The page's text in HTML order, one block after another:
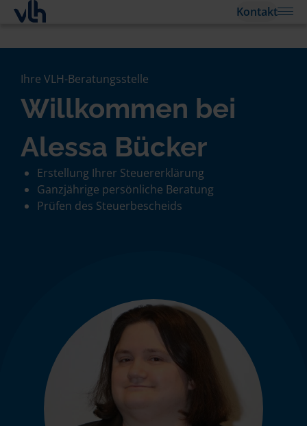
Kontakt
Ihre VLH-Beratungsstelle
Willkommen bei
Alessa Bücker
Erstellung Ihrer Steuererklärung
Ganzjährige persönliche Beratung
Prüfen des Steuerbescheids